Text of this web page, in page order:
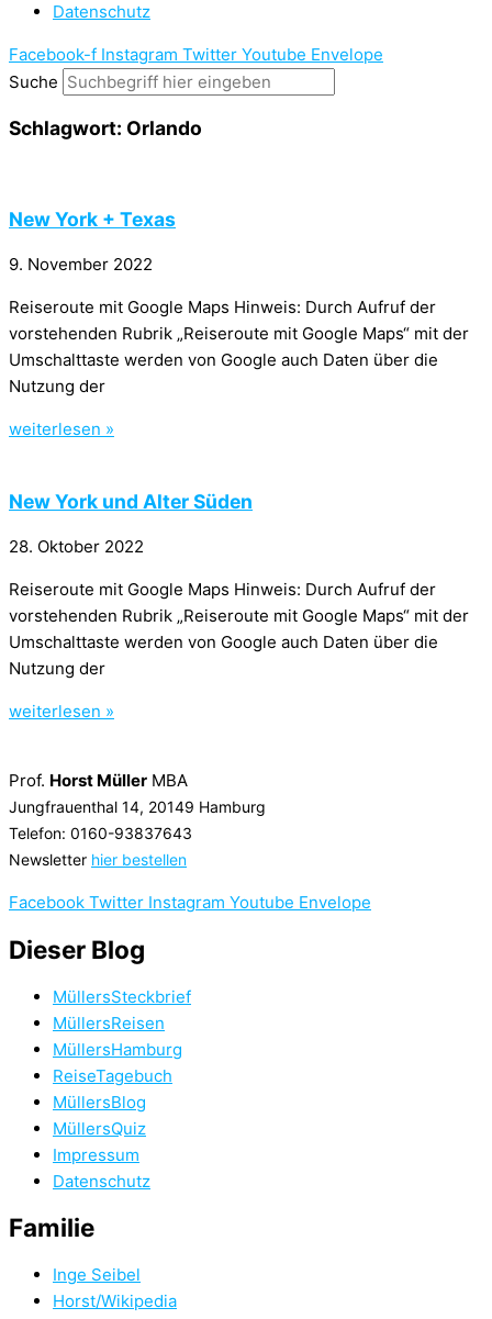
Datenschutz
Facebook-f Instagram Twitter Youtube Envelope
Suche
Schlagwort: Orlando
New York + Texas
9. November 2022
Reiseroute mit Google Maps Hinweis: Durch Aufruf der
vorstehenden Rubrik „Reiseroute mit Google Maps“ mit der
Umschalttaste werden von Google auch Daten über die
Nutzung der
weiterlesen »
New York und Alter Süden
28. Oktober 2022
Reiseroute mit Google Maps Hinweis: Durch Aufruf der
vorstehenden Rubrik „Reiseroute mit Google Maps“ mit der
Umschalttaste werden von Google auch Daten über die
Nutzung der
weiterlesen »
Prof. Horst Müller MBA
Jungfrauenthal 14, 20149 Hamburg
Telefon: 0160-93837643
Newsletter hier bestellen
Facebook Twitter Instagram Youtube Envelope
Dieser Blog
MüllersSteckbrief
MüllersReisen
MüllersHamburg
ReiseTagebuch
MüllersBlog
MüllersQuiz
Impressum
Datenschutz
Familie
Inge Seibel
Horst/Wikipedia